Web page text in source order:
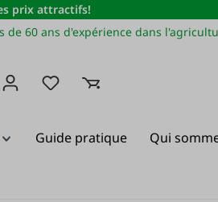
prix attractifs!
de 60 ans d'expérience dans
Vous avez 0 articles
Guide pratique Qui